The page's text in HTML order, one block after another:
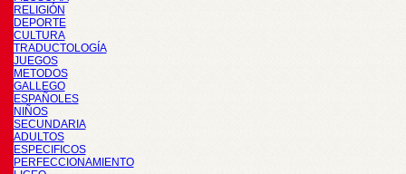
RELIGIÓN
DEPORTE
CULTURA
TRADUCTOLOGÍA
JUEGOS
METODOS
GALLEGO
ESPAÑOLES
NIÑOS
SECUNDARIA
ADULTOS
ESPECIFICOS
PERFECCIONAMIENTO